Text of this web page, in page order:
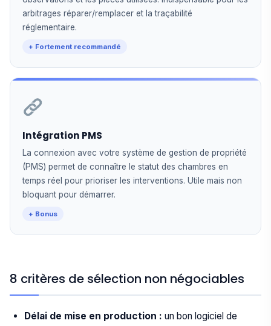
arbitrages réparer/remplacer et la traçabilité
réglementaire.
+ Fortement recommandé
Intégration PMS
La connexion avec votre système de gestion de propriété
(PMS) permet de connaître le statut des chambres en
temps réel pour prioriser les interventions. Utile mais non
bloquant pour démarrer.
+ Bonus
8 critères de sélection non négociables
Délai de mise en production : un bon logiciel de